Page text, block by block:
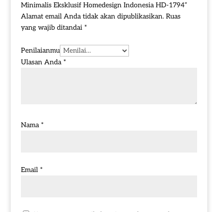
Minimalis Eksklusif Homedesign Indonesia HD-1794”
Alamat email Anda tidak akan dipublikasikan. Ruas
yang wajib ditandai *
Penilaianmu
Ulasan Anda *
Nama *
Email *